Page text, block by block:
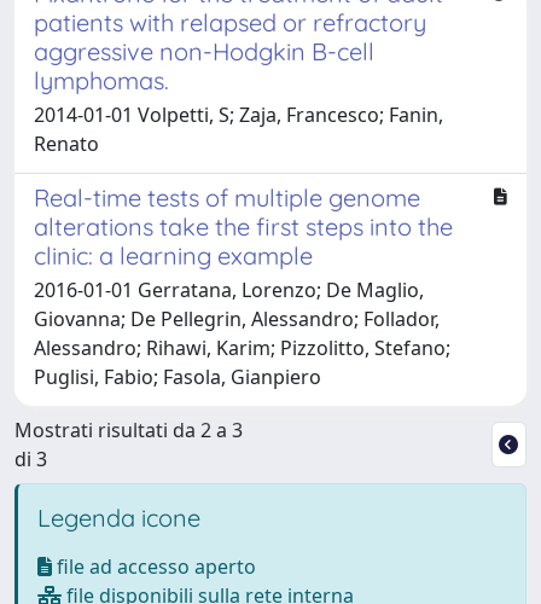
patients with relapsed or refractory
aggressive non-Hodgkin B-cell
lymphomas.
2014-01-01 Volpetti, S; Zaja, Francesco; Fanin,
Renato
Real-time tests of multiple genome
alterations take the first steps into the
clinic: a learning example
2016-01-01 Gerratana, Lorenzo; De Maglio,
Giovanna; De Pellegrin, Alessandro; Follador,
Alessandro; Rihawi, Karim; Pizzolitto, Stefano;
Puglisi, Fabio; Fasola, Gianpiero
Mostrati risultati da 2 a 3
di 3
Legenda icone
file ad accesso aperto
file disponibili sulla rete interna